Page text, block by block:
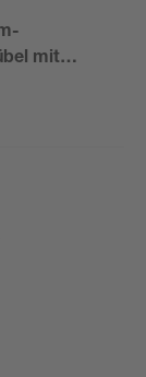
mit
'HM SK' Ø
8-teilig